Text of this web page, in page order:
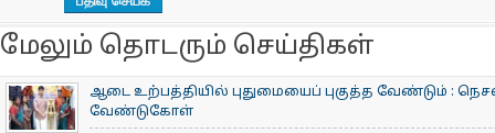
மேலும் தொடரும் செய்திகள்
ஆடை உற்பத்தியில் புதுமையைப் புகுத்த வேண்டும் :
வேண்டுகோள்